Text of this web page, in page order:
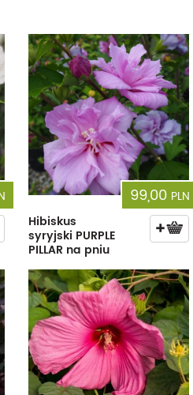
99,00 PLN
Hibiskus
syryjski PURPLE
PILLAR na pniu